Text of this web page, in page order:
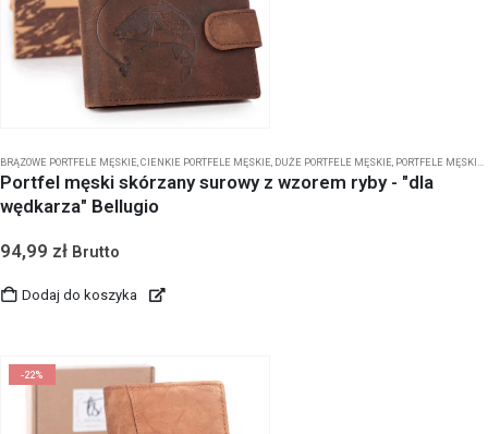
BRĄZOWE PORTFELE MĘSKIE CIENKIE PORTFELE MĘSKIE DUŻE PORTFELE MĘSKIE PORTFELE MĘSKIE
Portfel męski skórzany surowy z wzorem ryby - "dla
wędkarza" Bellugio
94,99 zł Brutto
Dodaj do koszyka
-22%